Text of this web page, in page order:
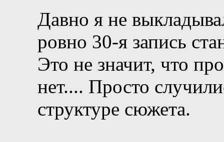
Давно я не
ровно 30-я запись
Это не значит, что
нет.... Просто
структуре сюжета.